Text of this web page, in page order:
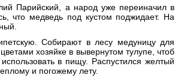
Парийский, а народ уже переиначил в
что медведь под кустом поджидает. На
Собирают в лесу медуницу для
хозяйке в вывернутом тулупе, чтоб
в пищу. Распустился желтый
и погожему лету.